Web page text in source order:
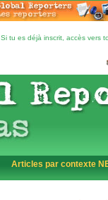
Si tu es déjà inscrit, accès vers
Articles par contexte